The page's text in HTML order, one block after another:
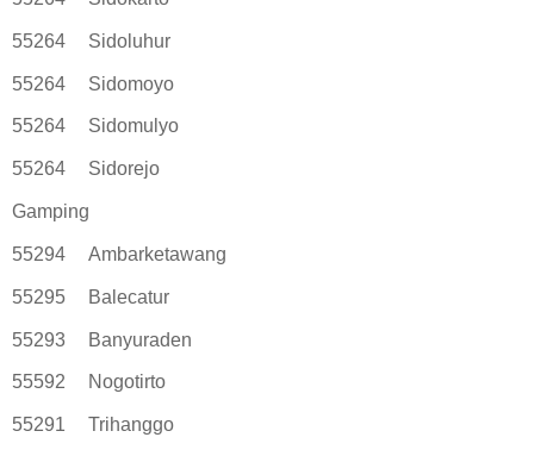
55264 Sidoluhur
55264 Sidomoyo
55264 Sidomulyo
55264 Sidorejo
Gamping
55294 Ambarketawang
55295 Balecatur
55293 Banyuraden
55592 Nogotirto
55291 Trihanggo